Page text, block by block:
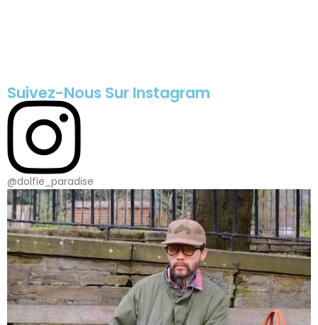
Suivez-Nous Sur Instagram
@dolfie_paradise